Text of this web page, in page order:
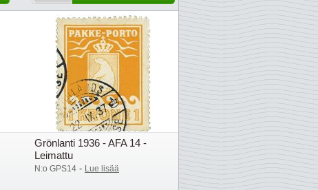
Grönlanti 1936 - AFA 14 -
Leimattu
N:o GPS14 - Lue lisää